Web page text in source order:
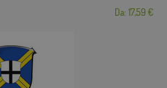
Da: 17,59 €